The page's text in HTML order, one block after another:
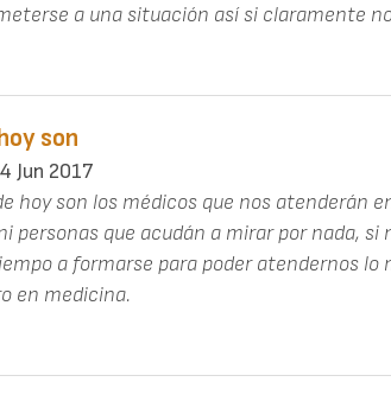
a una situación así si claramente
son
Jun 2017
hoy son los médicos que nos atenderán
personas que acudán a mirar por nada, si
a formarse para poder atendernos lo
en medicina.